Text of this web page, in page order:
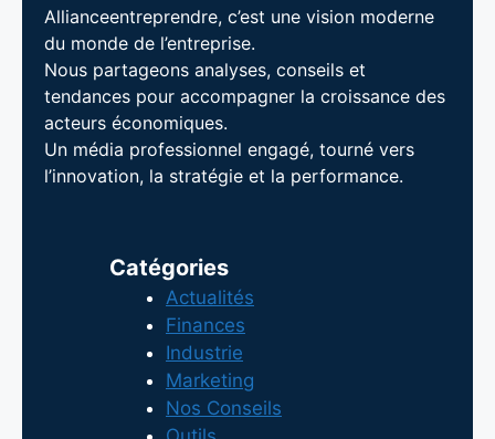
Allianceentreprendre, c’est une vision moderne
du monde de l’entreprise.
Nous partageons analyses, conseils et
tendances pour accompagner la croissance des
acteurs économiques.
Un média professionnel engagé, tourné vers
l’innovation, la stratégie et la performance.
Catégories
Actualités
Finances
Industrie
Marketing
Nos Conseils